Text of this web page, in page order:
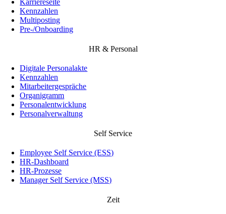
Karriereseite
Kennzahlen
Multiposting
Pre-/Onboarding
HR & Personal
Digitale Personalakte
Kennzahlen
Mitarbeitergespräche
Organigramm
Personalentwicklung
Personalverwaltung
Self Service
Employee Self Service (ESS)
HR-Dashboard
HR-Prozesse
Manager Self Service (MSS)
Zeit